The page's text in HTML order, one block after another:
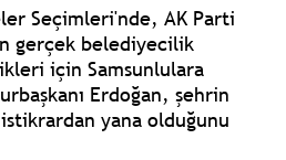
Seçimleri'nde, AK Parti
gerçek belediyecilik
için Samsunlulara
Erdoğan, şehrin
yana olduğunu